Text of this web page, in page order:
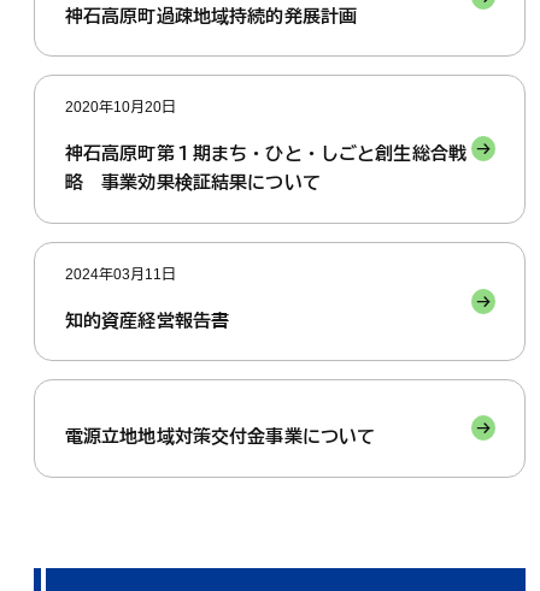
神石高原町過疎地域持続的発展計画
2020年10月20日
神石高原町第１期まち・ひと・しごと創生総合戦
略 事業効果検証結果について
2024年03月11日
知的資産経営報告書
電源立地地域対策交付金事業について